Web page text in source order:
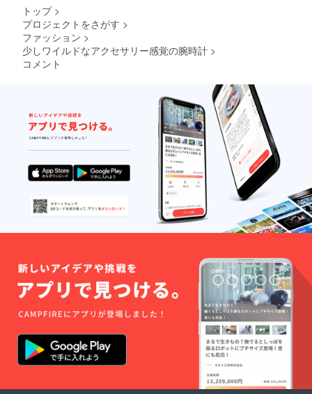
トップ >
プロジェクトをさがす >
ファッション >
少しワイルドなアクセサリー感覚の腕時計 >
コメント